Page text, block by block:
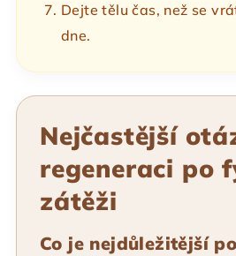
Dejte tělu čas, než se
dne.
Nejčastější
regeneraci po
zátěži
Co je nejdůležitější